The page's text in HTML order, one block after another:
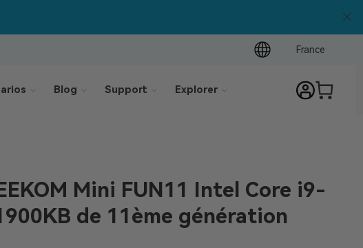
France
Blog Support Explorer
Mini FUN11 Intel Core i9-
de 11ème génération